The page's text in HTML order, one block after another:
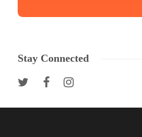
Stay Connected